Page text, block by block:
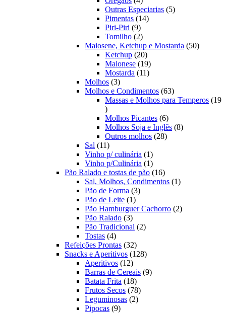
produtos
Outras Especiarias 55
Pimentas 1414
Piri-Piri 99
produtos
Tomilho 22
produtos
Maiosene, Ketchup e Mostarda 5050
Ketchup 2020
produtos
Maionese 1919
produtos
Mostarda 1111
Molhos 33
produtos
Molhos e Condimentos 6363
produtos
Massas e Molhos para Temperos 19
19
produtos
Molhos Picantes 66
produtos
Molhos Soja e Inglês 88
Outros molhos 2828
Sal 1111
produtos
Vinho p/ culinária 11
produto
Vinho p/Culinária 11
produto
Pão Ralado e tostas de pão 1616
produtos
Sal, Molhos, Condimentos 11
Pão de Forma 33
Pão de Leite 11
produto
Pão Hamburguer Cachorro 22
Pão Ralado 33
produtos
Pão Tradicional 22
Tostas 44
produtos
Refeições Prontas 3232
produtos
Snacks e Aperitivos 128128
Aperitivos 1212
produtos
Barras de Cereais 99
Batata Frita 1818
produtos
Frutos Secos 7878
produtos
Leguminosas 22
Pipocas 99